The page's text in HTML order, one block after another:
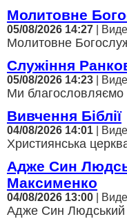
Молитовне
05/08/2026 14:27 |
Молитовне
Служіння
05/08/2026 14:23 |
Ми благословляємо
Вивчення Біблії
04/08/2026 14:01 |
Християнська
Адже Син
Максименко
04/08/2026 13:00 |
Адже Син Людський